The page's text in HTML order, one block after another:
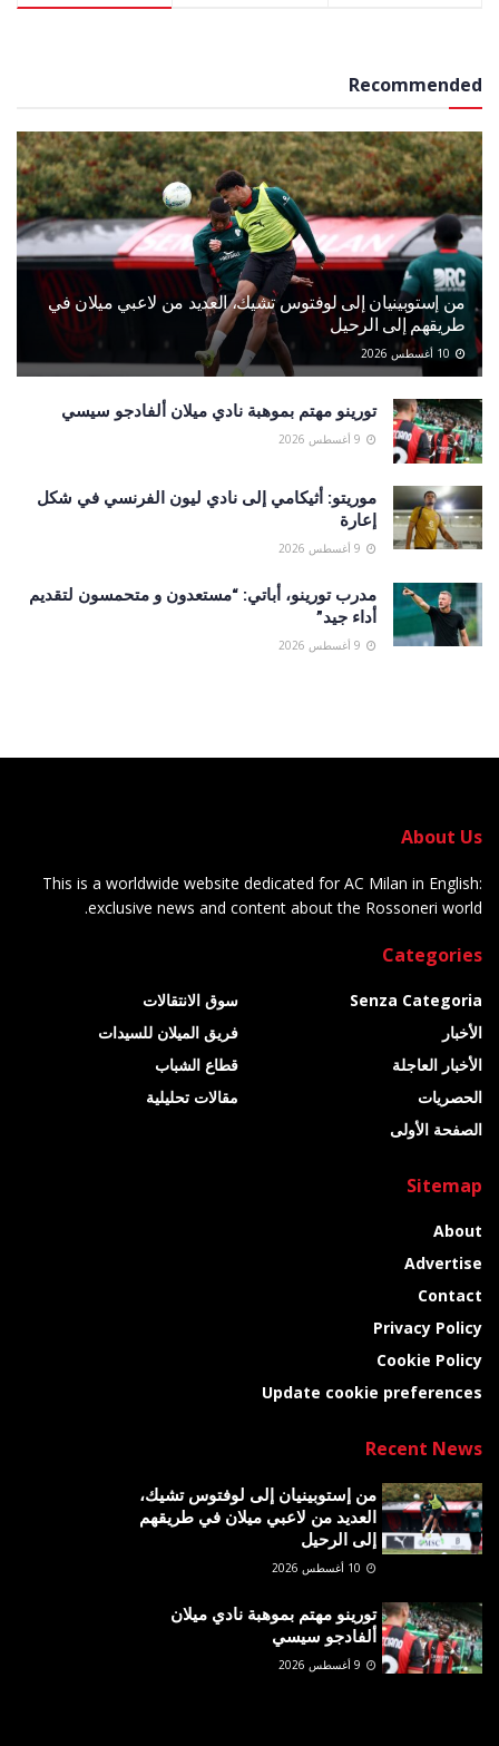
Recommended
من إستوبينيان إلى لوفتوس تشيك، العديد من لاعبي ميلان في
طريقهم إلى الرحيل
تورينو مهتم بموهبة نادي ميلان ألفادجو سيسي
موريتو: أثيكامي إلى نادي ليون الفرنسي في شكل
إعارة
مدرب تورينو، أباتي: “مستعدون و متحمسون لتقديم
أداء جيد”
About Us
This is a worldwide website dedicated for AC Milan in English:
exclusive news and content about the Rossoneri world.
Categories
Senza Categoria
الأخبار
الأخبار العاجلة
الحصريات
الصفحة الأولى
سوق الانتقالات
فريق الميلان للسيدات
قطاع الشباب
مقالات تحليلية
Sitemap
About
Advertise
Contact
Privacy Policy
Cookie Policy
Update cookie preferences
Recent News
من إستوبينيان إلى لوفتوس تشيك،
العديد من لاعبي ميلان في طريقهم
إلى الرحيل
تورينو مهتم بموهبة نادي ميلان
ألفادجو سيسي